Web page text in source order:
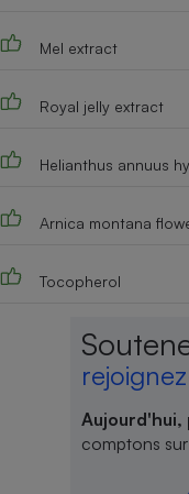
Mel extract
Royal jelly extract
Helianthus annuus
Arnica montana
Tocopherol
Aujourd'hui,
comptons